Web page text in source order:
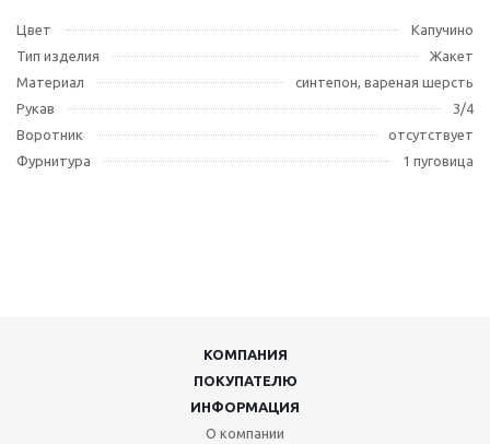
Цвет
Капучино
Тип изделия
Жакет
Материал
синтепон, вареная шерсть
Рукав
3/4
Воротник
отсутствует
Фурнитура
1 пуговица
КОМПАНИЯ
ПОКУПАТЕЛЮ
ИНФОРМАЦИЯ
О компании